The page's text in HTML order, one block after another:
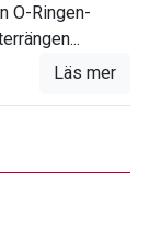
O-Ringen-
Läs mer